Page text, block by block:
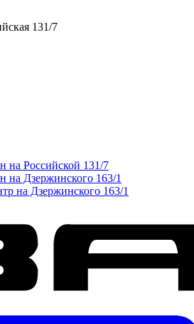
131/7
на Российской 131/7
на Дзержинского 163/1
на Дзержинского 163/1